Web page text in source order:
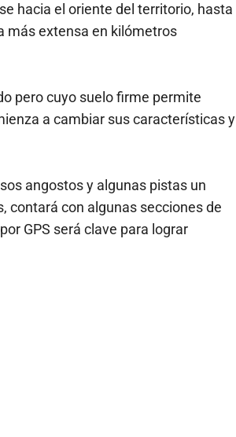
hacia el oriente del territorio, hasta
más extensa en kilómetros
pero cuyo suelo firme permite
a cambiar sus características y
angostos y algunas pistas un
contará con algunas secciones de
GPS será clave para lograr